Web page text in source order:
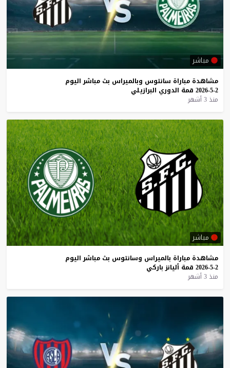
مباشر
مشاهدة مباراة سانتوس وبالميراس بث مباشر اليوم
2-5-2026
قمة الدوري البرازيلي
منذ 3 أشهر
مباشر
مشاهدة مباراة بالميراس وسانتوس بث مباشر اليوم
2-5-2026
قمة أليانز باركي
منذ 3 أشهر